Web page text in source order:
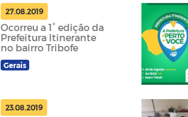
27.08.2019
Ocorreu a 1° edição da
Prefeitura Itinerante
no bairro Tribofe
Gerais
23.08.2019